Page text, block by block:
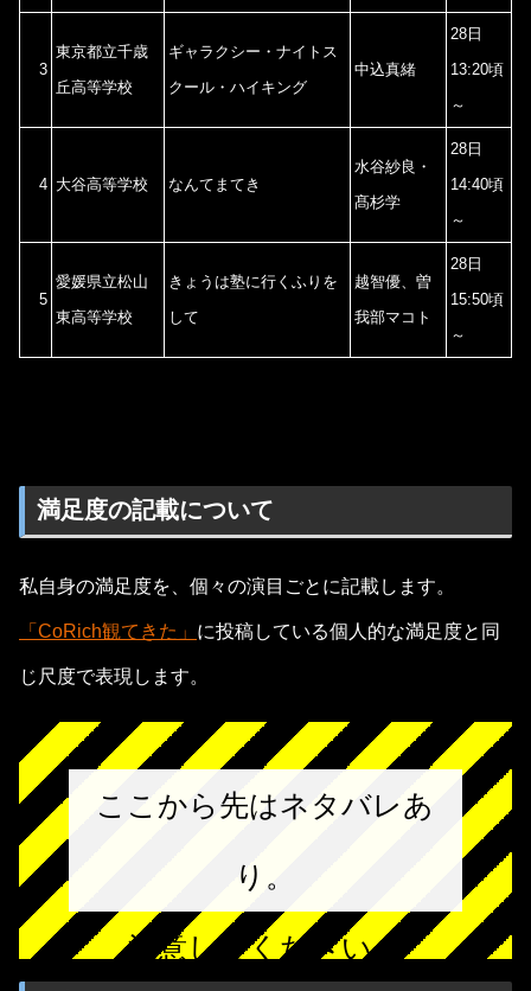
3
東京都立千歳
丘高等学校
ギャラクシー・ナイトス
クール・ハイキング
中込真緒
28日
13:20頃
～
4 大谷高等学校 なんてまてき
水谷紗良・
髙杉学
28日
14:40頃
～
5
愛媛県立松山
東高等学校
きょうは塾に行くふりを
して
越智優、曽
我部マコト
28日
15:50頃
～
満足度の記載について
私自身の満足度を、個々の演目ごとに記載します。
「CoRich観てきた」 に投稿している個人的な満足度と同
じ尺度で表現します。
ここから先はネタバレあ
り。
注意してください。